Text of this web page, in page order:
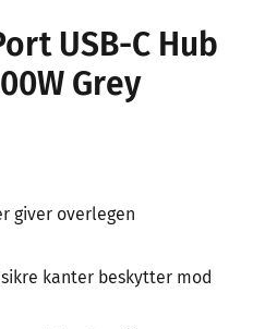
USB-C Hub
Grey
giver overlegen
kanter beskytter mod